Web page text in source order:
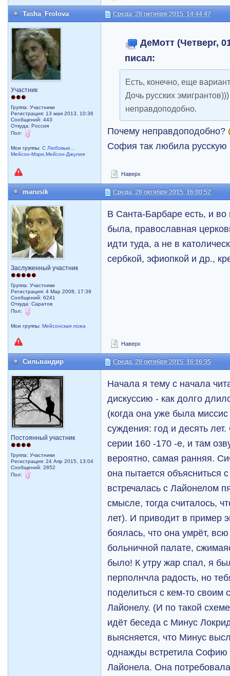
Tasha_Frolova Среда, 28 октября 2015, 14:44:47
Участник
Группа: Участники
Регистрация: 13 мая 2013, 10:36
Сообщений: 443
Откуда: Россия
Пол:
Мои группы:С Любовью...
Мейсон-Мэри,Мейсон-Джулия
ДеМотт (Четверг,
писал:
Есть, конечно, еще
Дочь русских
неправдоподобно.
Почему неправдоподобно?
София так любила русскую
Наверх
marusik Среда, 28 октября 2015, 16:00:52
Заслуженный участник
Группа: Участники
Регистрация: 4 Мар 2008, 17:39
Сообщений: 6241
Откуда: Саратов
Пол:
Мои группы:Мейсонская ложа
В Санта-Барбаре есть, и
была, православная
идти туда, а не в
сербкой, эфиопкой и др.,
Наверх
Сильвандир Среда, 28 октября 2015, 16:16:35
Постоянный участник
Группа: Участники
Регистрация: 24 Апр 2015, 13:04
Сообщений: 2852
Пол:
Начала я тему с начала
дискуссию - как долго
(когда она уже была
суждения: год и десять
серии 160 -170 -е, и там
вероятно, самая ранняя.
она пытается объясниться
встречалась с Лайонелом
смысле, тогда считалось,
лет). И приводит в пример
боялась, что она умрёт,
больничной палате,
было! К утру жар спал, я
перполнчла радость, но
поделиться с кем-то своим
Лайонелу. (И по такой
идёт беседа с Минус
выясняется, что Минус
однажды встретила Софию
Лайонела. Она